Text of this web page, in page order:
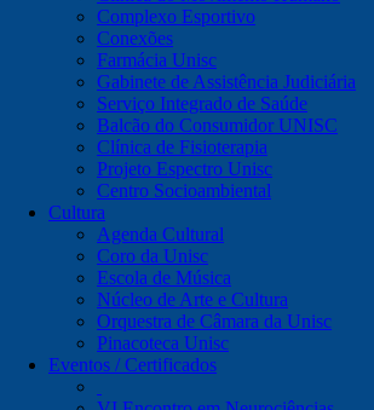
Complexo Esportivo
Conexões
Farmácia Unisc
Gabinete de Assistência Judiciária
Serviço Integrado de Saúde
Balcão do Consumidor UNISC
Clínica de Fisioterapia
Projeto Espectro Unisc
Centro Socioambiental
Cultura
Agenda Cultural
Coro da Unisc
Escola de Música
Núcleo de Arte e Cultura
Orquestra de Câmara da Unisc
Pinacoteca Unisc
Eventos / Certificados